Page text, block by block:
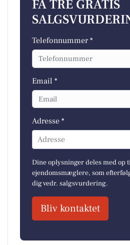
FÅ TRE GRATIS
Telefonnummer *
Email *
Adresse *
Adresse
Dine oplysninger deles med op
ejendomsmæglere, som
dig vedr. salgsvurdering.
Bliv kontaktet